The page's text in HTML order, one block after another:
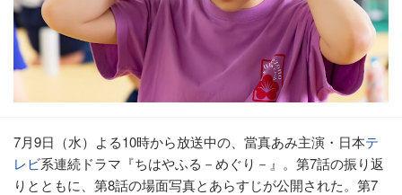
7月9日（水）よる10時から放送中の、當真あみ主演・日本テ
レビ系連続ドラマ『ちはやふる－めぐり－』。第7話の振り返
りとともに、第8話の場面写真とあらすじが公開された。第7